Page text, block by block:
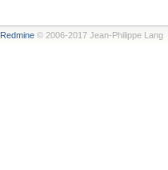
Redmine© 2006-2017 Jean-Philippe Lang